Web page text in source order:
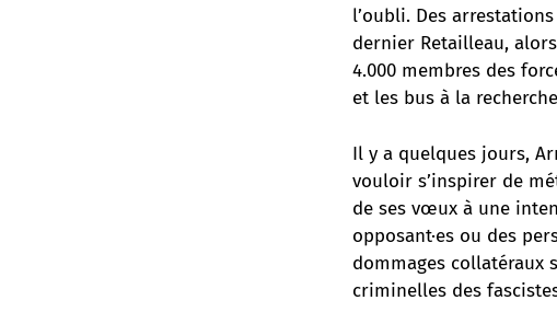
l’oubli. Des
dernier Retailleau,
4.000 membres des
et les bus à la
Il y a quelques jours,
vouloir s’inspirer de
de ses vœux à une
opposant·es ou des
dommages collatéraux
criminelles des